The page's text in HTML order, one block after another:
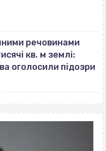
речовинами
кв. м землі:
оголосили підозри